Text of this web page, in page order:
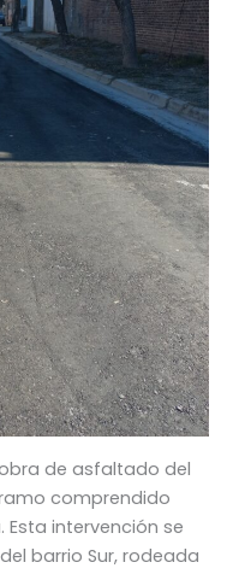
de asfaltado del
comprendido
Esta intervención se
barrio Sur, rodeada